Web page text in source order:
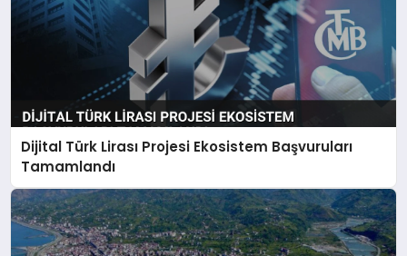
Dijital Türk Lirası Projesi Ekosistem Başvuruları
Tamamlandı